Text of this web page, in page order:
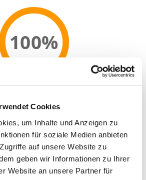
Cookies
um Inhalte und Anzeigen zu
für soziale Medien anbieten
auf unsere Website zu
geben wir Informationen zu Ihrer
Website an unsere Partner für
100%
REZENSION VERFASSEN
15%, Leber), Brühe, Schweinefleisch 19%
Truthahn 7% (Haut), Gans 6% (Leber), Huhn
2, 5%, Lachsöl 1%, Calciumcarbonat,